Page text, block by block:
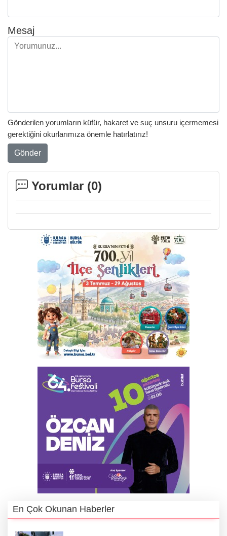
Mesaj
Gönderilen yorumların küfür, hakaret ve suç unsuru içermemesi
gerektiğini okurlarımıza önemle hatırlatırız!
Gönder
Yorumlar (0)
En Çok Okunan Haberler